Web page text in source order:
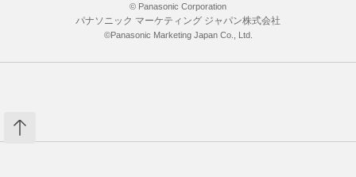
© Panasonic Corporation
パナソニック マーケティング ジャパン株式会社
©Panasonic Marketing Japan Co., Ltd.